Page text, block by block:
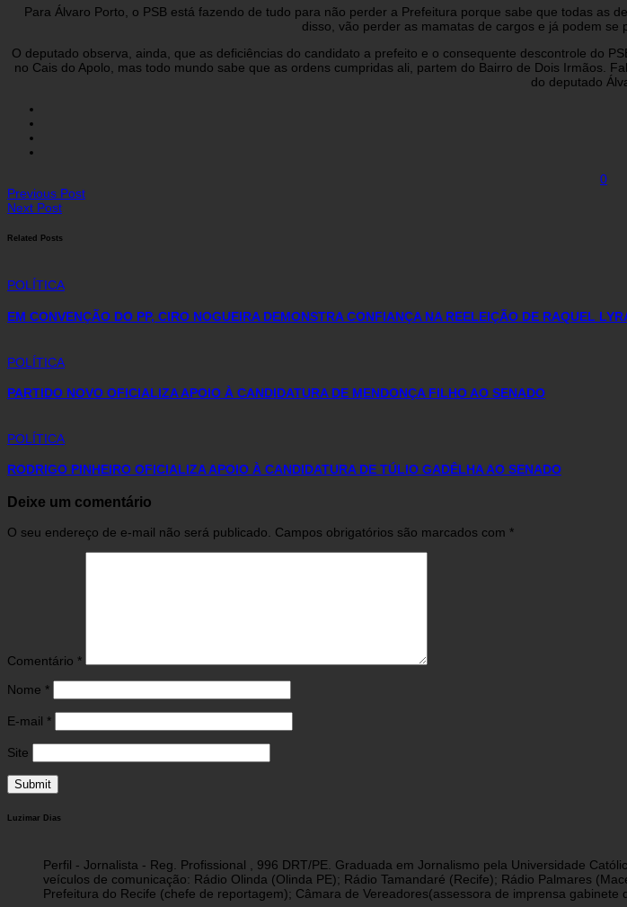
Para Álvaro Porto, o PSB está fazendo de tudo para não perder a Prefeitura porque sabe que todas as
disso, vão perder as mamatas de cargos e já podem se
O deputado observa, ainda, que as deficiências do candidato a prefeito e o consequente descontrole do
no Cais do Apolo, mas todo mundo sabe que as ordens cumpridas ali, partem do Bairro de Dois Irmãos.
do deputado
0
Previous Post
Next Post
Related Posts
POLÍTICA
EM CONVENÇÃO DO PP, CIRO NOGUEIRA DEMONSTRA CONFIANÇA NA REELEIÇÃO DE RAQUEL
POLÍTICA
PARTIDO NOVO OFICIALIZA APOIO À CANDIDATURA DE MENDONÇA FILHO AO SENADO
POLÍTICA
RODRIGO PINHEIRO OFICIALIZA APOIO À CANDIDATURA DE TÚLIO GADÊLHA AO SENADO
Deixe um comentário
O seu endereço de e-mail não será publicado. Campos obrigatórios são marcados com *
Comentário *
Nome *
E-mail *
Site
Luzimar Dias
Perfil - Jornalista - Reg. Profissional , 996 DRT/PE. Graduada em Jornalismo pela Universidade
veículos de comunicação: Rádio Olinda (Olinda PE); Rádio Tamandaré (Recife); Rádio Palmares
Prefeitura do Recife (chefe de reportagem); Câmara de Vereadores(assessora de imprensa